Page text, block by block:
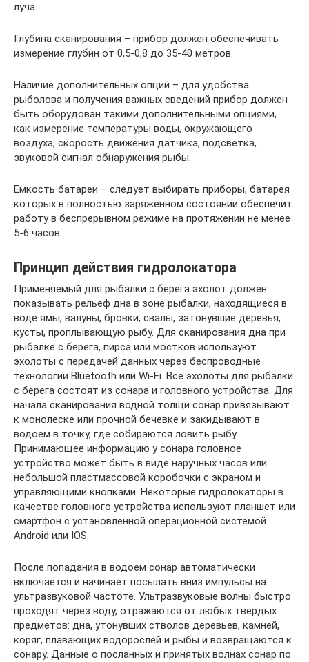
луча.
Глубина сканирования – прибор должен обеспечивать
измерение глубин от 0,5-0,8 до 35-40 метров.
Наличие дополнительных опций – для удобства
рыболова и получения важных сведений прибор должен
быть оборудован такими дополнительными опциями,
как измерение температуры воды, окружающего
воздуха, скорость движения датчика, подсветка,
звуковой сигнал обнаружения рыбы.
Емкость батареи – следует выбирать приборы, батарея
которых в полностью заряженном состоянии обеспечит
работу в беспрерывном режиме на протяжении не менее
5-6 часов.
Принцип действия гидролокатора
Применяемый для рыбалки с берега эхолот должен
показывать рельеф дна в зоне рыбалки, находящиеся в
воде ямы, валуны, бровки, свалы, затонувшие деревья,
кусты, проплывающую рыбу. Для сканирования дна при
рыбалке с берега, пирса или мостков используют
эхолоты с передачей данных через беспроводные
технологии Bluetooth или Wi-Fi. Все эхолоты для рыбалки
с берега состоят из сонара и головного устройства. Для
начала сканирования водной толщи сонар привязывают
к монолеске или прочной бечевке и закидывают в
водоем в точку, где собираются ловить рыбу.
Принимающее информацию у сонара головное
устройство может быть в виде наручных часов или
небольшой пластмассовой коробочки с экраном и
управляющими кнопками. Некоторые гидролокаторы в
качестве головного устройства используют планшет или
смартфон с установленной операционной системой
Android или IOS.
После попадания в водоем сонар автоматически
включается и начинает посылать вниз импульсы на
ультразвуковой частоте. Ультразвуковые волны быстро
проходят через воду, отражаются от любых твердых
предметов: дна, утонувших стволов деревьев, камней,
коряг, плавающих водорослей и рыбы и возвращаются к
сонару. Данные о посланных и принятых волнах сонар по